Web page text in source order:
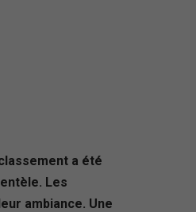
a été
Les
ambiance. Une